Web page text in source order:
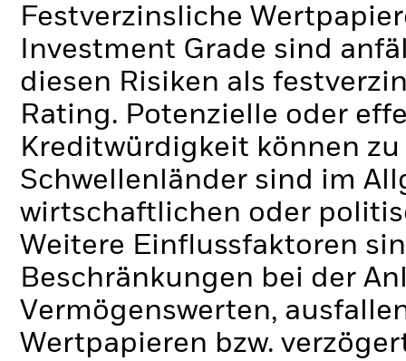
Festverzinsliche
Investment Grade sind
diesen Risiken als
Rating. Potenzielle oder
Kreditwürdigkeit können
Schwellenländer sind im
wirtschaftlichen oder
Weitere Einflussfaktoren
Beschränkungen bei der
Vermögenswerten,
Wertpapieren bzw.